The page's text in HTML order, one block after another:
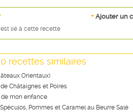
+ Ajouter un
lié à cette recette
recettes similaires
Orientaux)
Châtaignes et Poires
mon enfance
Pommes et Caramel au Beurre Salé